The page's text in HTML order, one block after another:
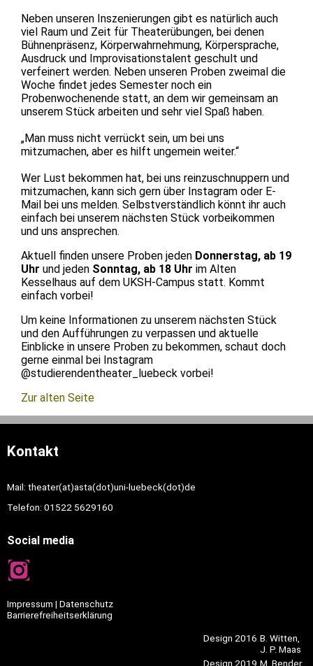
Neben unseren Inszenierungen gibt es natürlich auch
viel Raum und Zeit für Theaterübungen, bei denen
Bühnenpräsenz, Körperwahrnehmung, Körpersprache,
Ausdruck und Improvisationstalent geschult und
verfeinert werden. Neben unseren Proben zweimal die
Woche findet jedes Semester noch ein
Probenwochenende statt, an dem wir gemeinsam an
unserem Stück arbeiten und sehr viel Spaß haben.
„Man muss nicht verrückt sein, um bei uns
mitzumachen, aber es hilft ungemein weiter.“
Wer Lust bekommen hat, bei uns reinzuschnuppern und
mitzumachen, kann sich gern über Instagram oder E-
Mail bei uns melden. Selbstverständlich könnt ihr auch
einfach bei unserem nächsten Stück vorbeikommen
und uns ansprechen.
Aktuell finden unsere Proben jeden Donnerstag, ab 19
Uhr und jeden Sonntag, ab 18 Uhr im Alten
Kesselhaus auf dem UKSH-Campus statt. Kommt
einfach vorbei!
Um keine Informationen zu unserem nächsten Stück
und den Aufführungen zu verpassen und aktuelle
Einblicke in unsere Proben zu bekommen, schaut doch
gerne einmal bei Instagram
@studierendentheater_luebeck vorbei!
Zur alten Seite
Kontakt
Mail: theater(at)asta(dot)uni-luebeck(dot)de
Telefon: 01522 5629160
Social media
Impressum | Datenschutz
Barrierefreiheitserklärung
Design 2016 B. Witten,
J. P. Maas
Design 2019 M. Bender